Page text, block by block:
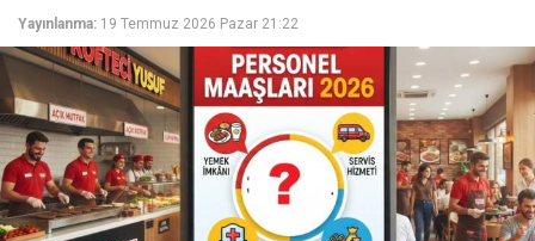
Yayınlanma: 19 Temmuz 2026 Pazar 21:22